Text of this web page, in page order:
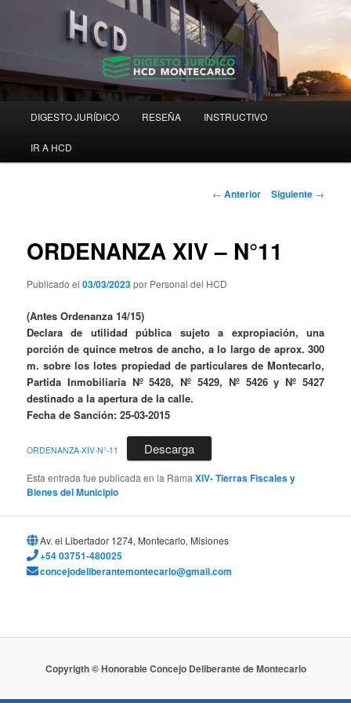
Digesto HCD Montecarlo
Digesto Jurídico Consolidado
principal
DIGESTO JURÍDICO RESEÑA INSTRUCTIVO
IR A HCD
Navegación
← Anterior Siguiente →
ORDENANZA XIV – N°11
Publicado el03/03/2023por Personal del HCD
(Antes Ordenanza 14/15)
Declara de utilidad pública sujeto a expropiación, una
porción de quince metros de ancho, a lo largo de aprox. 300
m. sobre los lotes propiedad de particulares de Montecarlo,
Partida Inmobiliaria Nº 5428, Nº 5429, Nº 5426 y Nº 5427
destinado a la apertura de la calle.
Fecha de Sanción: 25-03-2015
ORDENANZA-XIV-N°-11 Descarga
Esta entrada fue publicada en la RamaXIV- Tierras Fiscales y
Bienes del Municipio
Av. el Libertador 1274, Montecarlo, Misiones
+54 03751-480025
concejodeliberantemontecarlo@gmail.com
Copyrigth © Honorable Concejo Deliberante de Montecarlo